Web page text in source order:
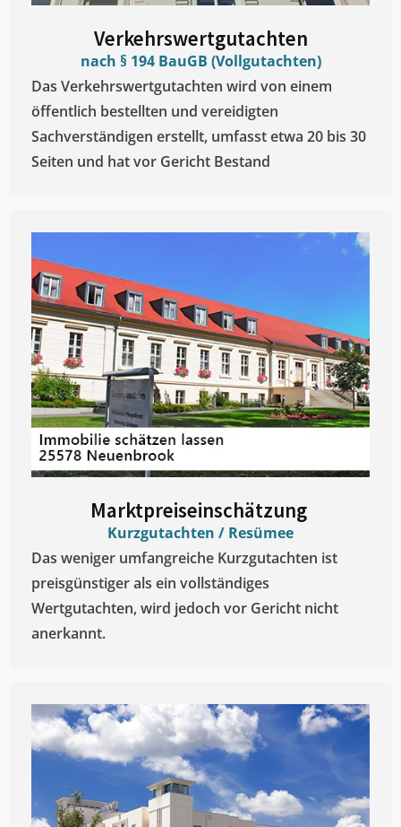
Verkehrswertgutachten
nach § 194 BauGB (Vollgutachten)
Das Verkehrswertgutachten wird von einem
öffentlich bestellten und vereidigten
Sachverständigen erstellt, umfasst etwa 20 bis 30
Seiten und hat vor Gericht Bestand
Marktpreiseinschätzung ​
Kurzgutachten / Resümee
Das weniger umfangreiche Kurzgutachten ist
preisgünstiger als ein vollständiges
Wertgutachten, wird jedoch vor Gericht nicht
anerkannt.